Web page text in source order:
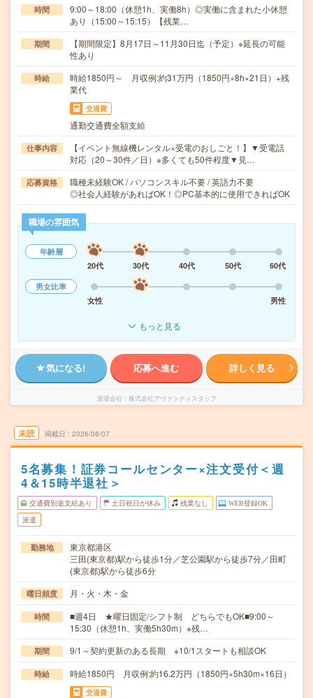
時間
9:00～18:00（休憩1h、実働8h）◎実働に含まれた小休憩
あり（15:00～15:15）【残業…
期間
【期間限定】8月17日～11月30日迄（予定）※延長の可能
性あり
時給
時給1850円～ 月収例:約31万円（1850円×8h×21日）+残
業代
交通費
通勤交通費全額支給
仕事内容
【イベント無線機レンタル×受電のおしごと！】▼受電話
対応（20～30件／日）※多くても50件程度▼見…
応募資格
職種未経験OK / パソコンスキル不要 / 英語力不要
◎社会人経験があればOK！◎PC基本的に使用できればOK
職場の雰囲気
年齢層
20代
30代 40代 50代
60代
男女比率
女性
男性
もっと見る
気になる! 応募へ進む 詳しく見る
派遣会社 株式会社アヴァンティスタッフ
未読 掲載日 2026/08/07
5名募集！証券コールセンター×注文受付＜週
4＆15時半退社＞
交通費別途支給あり 土日祝日が休み 残業なし WEB登録OK
派遣
勤務地
東京都港区
三田(東京都)駅から徒歩1分／芝公園駅から徒歩7分／田町
(東京都)駅から徒歩6分
曜日頻度 月・火・木・金
時間
■週4日 ★曜日固定/シフト制 どちらでもOK■9:00～
15:30（休憩1h、実働5h30m）※残…
期間 9/1～契約更新のある長期 ※10/1スタートも相談OK
時給 時給1850円 月収例:約16.2万円（1850円×5h30m×16日）
交通費